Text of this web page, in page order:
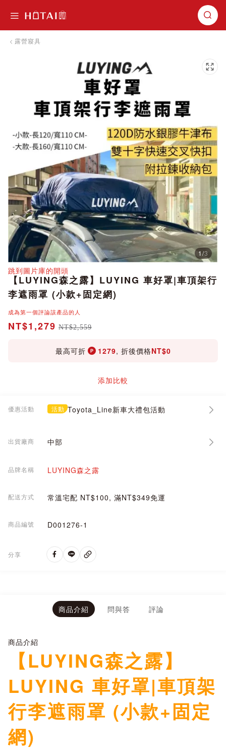
露營寢具
1/3
跳到圖片庫的開頭
分享
【LUYING森之露】LUYING 車好罩|車頂架行
李遮雨罩 (小款+固定網)
成為第一個評論該產品的人
NT$1,279 NT$2,559
最高可折 1279, 折後價格NT$0
添加比較
優惠活動 活動 Toyota_Line新車大禮包活動
出貨廠商 中部
品牌名稱 LUYING森之露
配送方式 常溫宅配 NT$100, 滿NT$349免運
商品編號 D001276-1
分享
商品介紹 問與答 評論
商品介紹
【LUYING森之露】
LUYING 車好罩|車頂架
行李遮雨罩 (小款+固定
網)